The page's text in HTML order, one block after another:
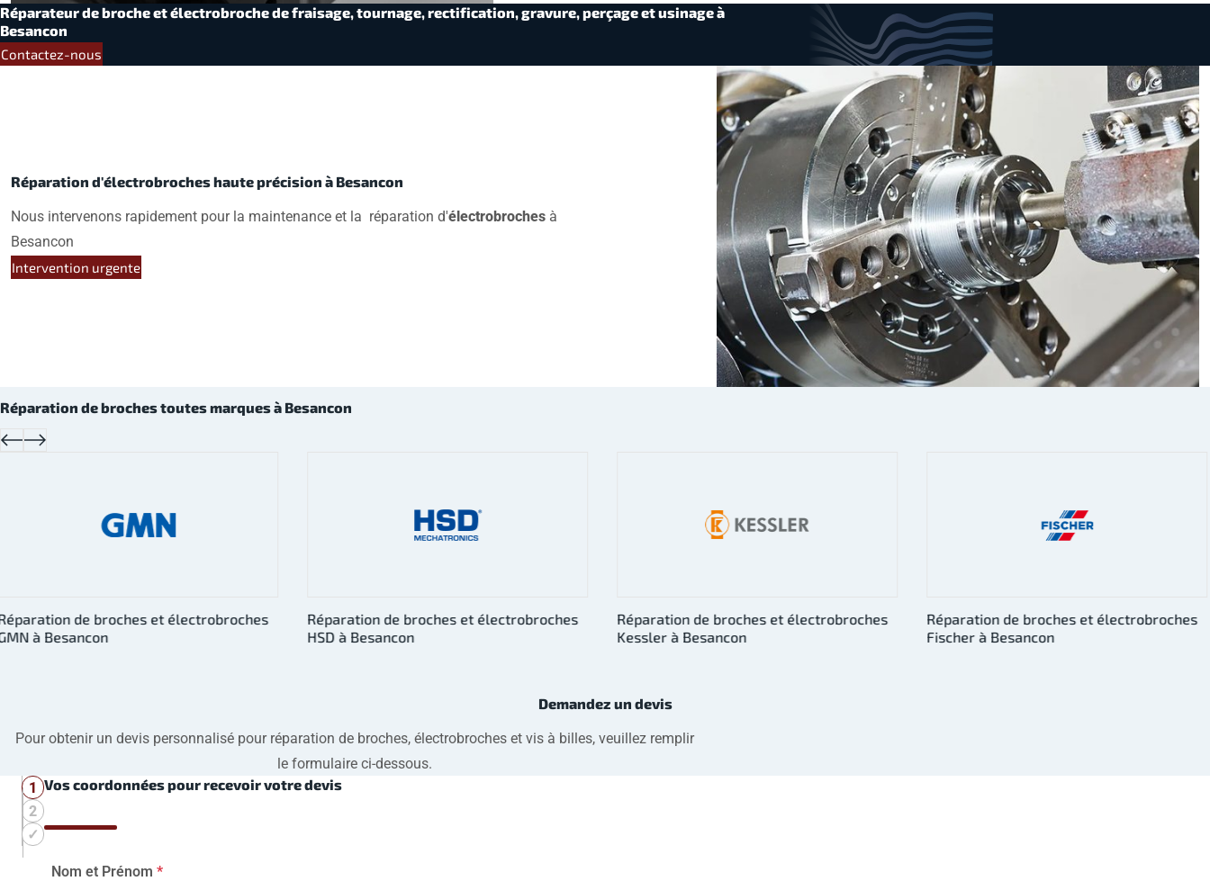
Réparateur de broche et électrobroche de fraisage, tournage, rectification, gravure, perçage et usinage à
Besancon
Contactez-nous
Réparation d'électrobroches haute précision à Besancon
Nous intervenons rapidement pour la maintenance et la réparation d'électrobroches à
Besancon
Intervention urgente
Réparation de broches toutes marques à Besancon
Réparation de broches et électrobroches
HSD à Besancon
Réparation de broches et électrobroches
Kessler à Besancon
Réparation de broches et électrobroches
Fischer à Besancon
Réparation de broches et électrobroches
Giordano Colombo à Besancon
Demandez un devis
Pour obtenir un devis personnalisé pour réparation de broches, électrobroches et vis à billes, veuillez remplir
le formulaire ci-dessous.
Vos coordonnées pour recevoir votre devis
Nom et Prénom *